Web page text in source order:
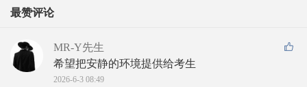
最赞评论
MR-Y先生
希望把安静的环境提供给考生
2026-6-3 08:49